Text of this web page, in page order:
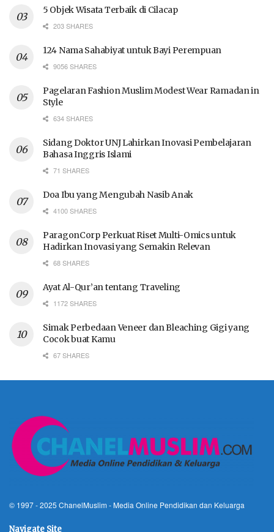
5 Objek Wisata Terbaik di Cilacap
203 SHARES
124 Nama Sahabiyat untuk Bayi Perempuan
9056 SHARES
Pagelaran Fashion Muslim Modest Wear Ramadan in
Style
634 SHARES
Sidang Doktor UNJ Lahirkan Inovasi Pembelajaran
Bahasa Inggris Islami
71 SHARES
Doa Ibu yang Mengubah Nasib Anak
4100 SHARES
ParagonCorp Perkuat Riset Multi-Omics untuk
Hadirkan Inovasi yang Semakin Relevan
68 SHARES
Ayat Al-Qur’an tentang Traveling
1172 SHARES
Simak Perbedaan Veneer dan Bleaching Gigi yang
Cocok buat Kamu
67 SHARES
© 1997 - 2025 ChanelMuslim - Media Online Pendidikan dan Keluarga
Navigate Site